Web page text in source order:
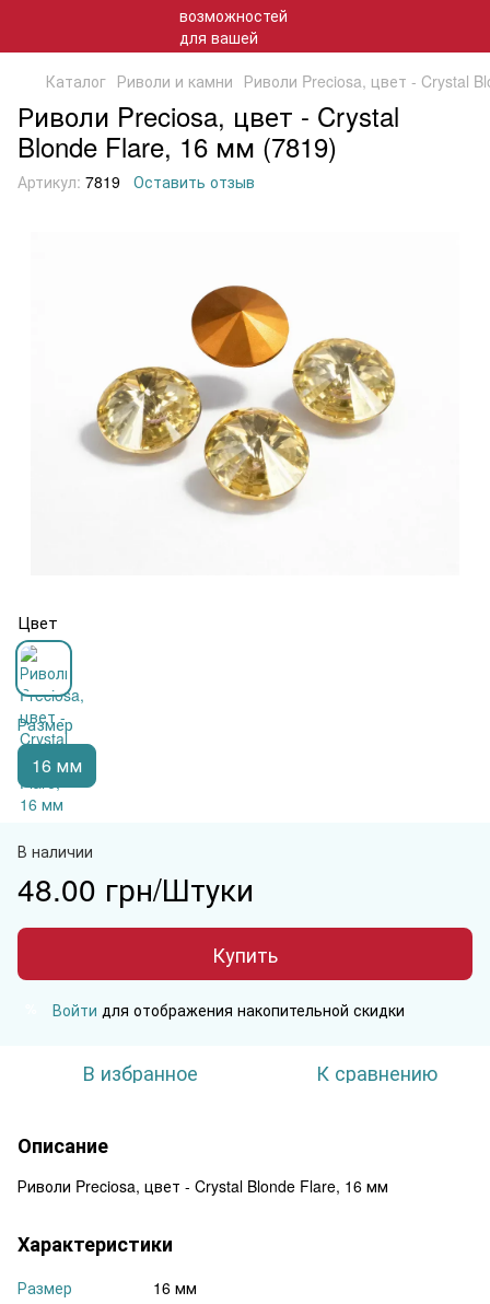
Каталог Риволи и камни Риволи Preciosa, цвет - Crystal
Риволи Preciosa, цвет - Crystal
Blonde Flare, 16 мм (7819)
Артикул: 7819 Оставить отзыв
Цвет
Размер
16 мм
В наличии
48.00 грн/Штуки
Купить
Войти для отображения накопительной скидки
В избранное К сравнению
Описание
Риволи Preciosa, цвет - Crystal Blonde Flare, 16 мм
Характеристики
Размер
16 мм